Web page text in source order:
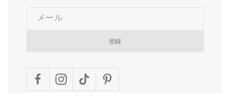
メール
登録
FacebookInstagramTikTokPinterest